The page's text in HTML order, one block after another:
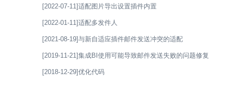
[2022-07-11]适配图片导出设置插件内置
[2022-01-11]适配多发件人
[2021-08-19]与新自适应插件邮件发送冲突的适配
[2019-11-21]集成BI使用可能导致邮件发送失败的问题修复
[2018-12-29]优化代码